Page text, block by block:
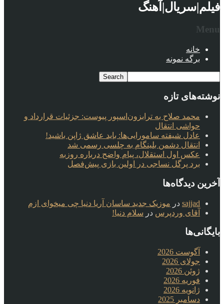
فیلم|سریال|آهنگ
Menu
خانه
برگه نمونه
نوشته‌های تازه
محمد صلاح به ترابزون‌اسپور پیوست: جزئیات قرارداد و
حواشی انتقال
عادل شیفته سامورایی‌ها: باید عاشق ژاپن باشید!
انتقال دشمن بلینگام به چلسی رسمی شد
عکس اول استقلال، پیام واضح درباره روزبه
برد پرگل نساجی در اولین بازی پیش‌فصل
آخرین دیدگاه‌ها
sajjad در موزیک جدید ساسان آریا دنیا چی میخوای ازم
آقای وردپرس در سلام دنیا!
بایگانی‌ها
آگوست 2026
جولای 2026
ژوئن 2026
فوریه 2026
ژانویه 2026
دسامبر 2025